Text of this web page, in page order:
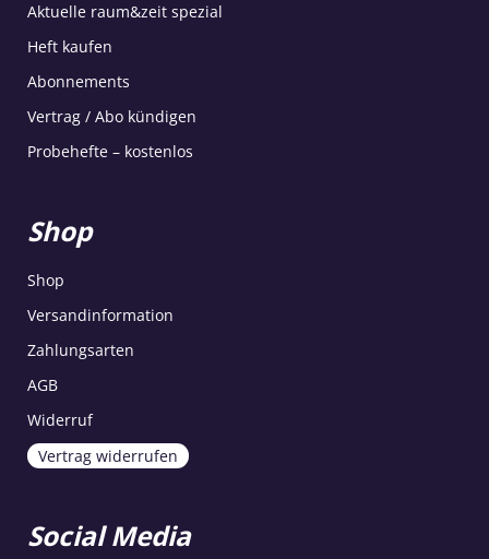
Aktuelle raum&zeit spezial
Heft kaufen
Abonnements
Vertrag / Abo kündigen
Probehefte – kostenlos
Shop
Shop
Versandinformation
Zahlungsarten
AGB
Widerruf
Vertrag widerrufen
Social Media